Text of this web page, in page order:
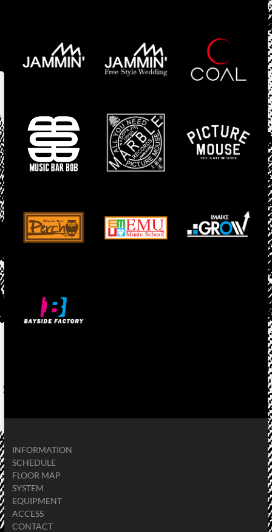
INFORMATION
SCHEDULE
FLOOR MAP
SYSTEM
EQUIPMENT
ACCESS
CONTACT